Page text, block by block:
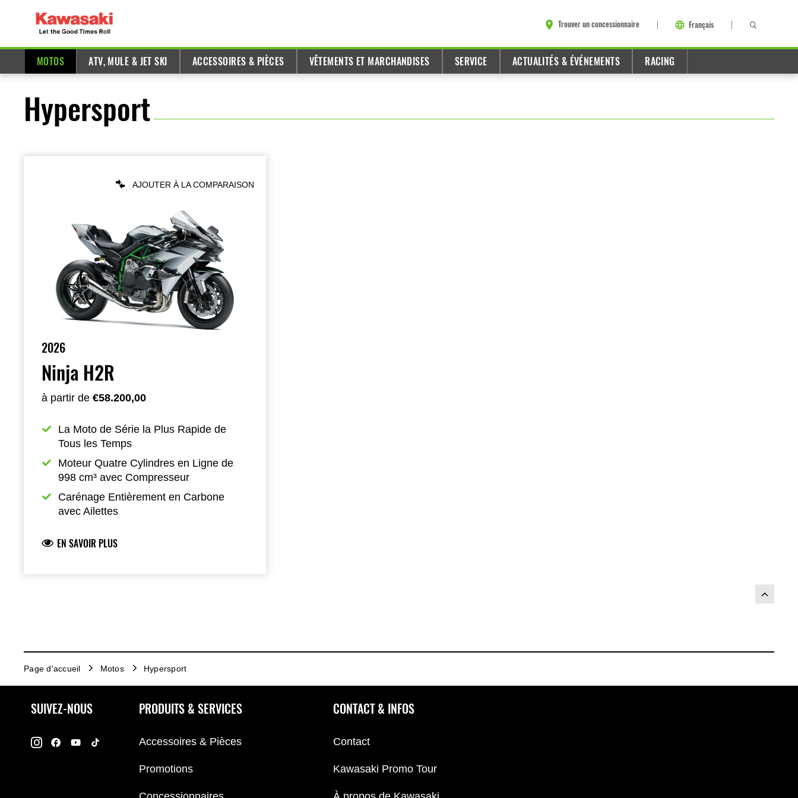
Trouver un concessionnaire Français
MOTOS ATV, MULE & JET SKI ACCESSOIRES & PIÈCES VÊTEMENTS ET MARCHANDISES SERVICE ACTUALITÉS & ÉVÉNEMENTS RACING
Hypersport
AJOUTER À LA COMPARAISON
2026
Ninja H2R
à partir de €58.200,00
La Moto de Série la Plus Rapide de
Tous les Temps
Moteur Quatre Cylindres en Ligne de
998 cm³ avec Compresseur
Carénage Entièrement en Carbone
avec Ailettes
EN SAVOIR PLUS
Page d'accueil Motos Hypersport
SUIVEZ-NOUS PRODUITS & SERVICES
Accessoires & Pièces
Promotions
CONTACT & INFOS
Contact
Kawasaki Promo Tour